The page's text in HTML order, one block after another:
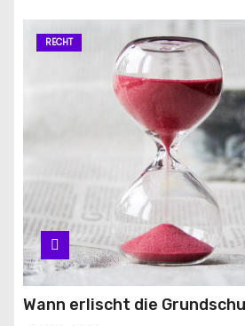
RECHT
Wann erlischt die